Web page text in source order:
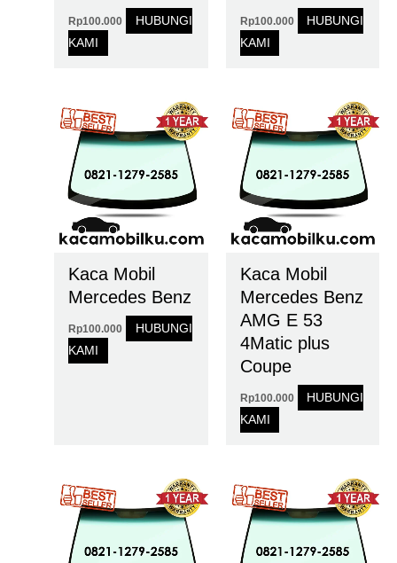
Rp100.000
HUBUNGI
KAMI
Rp100.000
HUBUNGI
KAMI
Kaca Mobil
Mercedes Benz
Rp100.000
HUBUNGI
KAMI
Kaca Mobil
Mercedes Benz
AMG E 53
4Matic plus
Coupe
Rp100.000
HUBUNGI
KAMI